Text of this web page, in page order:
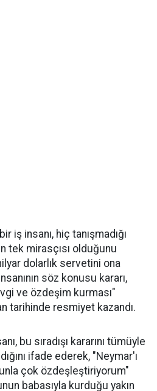
iş insanı, hiç tanışmadığı
tek mirasçısı olduğunu
dolarlık servetini ona
söz konusu kararı,
ve özdeşim kurması"
tarihinde resmiyet kazandı.
bu sıradışı kararını tümüyle
ifade ederek, "Neymar'ı
çok özdeşleştiriyorum"
babasıyla kurduğu yakın